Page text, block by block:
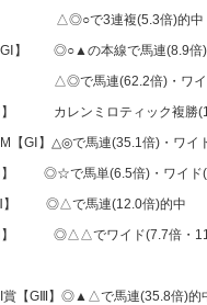
】 △◎○で3連複(5.3倍)的中
GⅠ】 ◎○▲の本線で馬連(8.9倍)
】 △◎で馬連(62.2倍)・ワイ
】 カレンミロティック複勝
【GⅠ】△◎で馬連(35.1倍)・ワイ
】 ◎☆で馬単(6.5倍)・ワイド
】 ◎△で馬連(12.0倍)的中
】 ◎△△でワイド(7.7倍・
賞【GⅢ】◎▲△で馬連(35.8倍)的